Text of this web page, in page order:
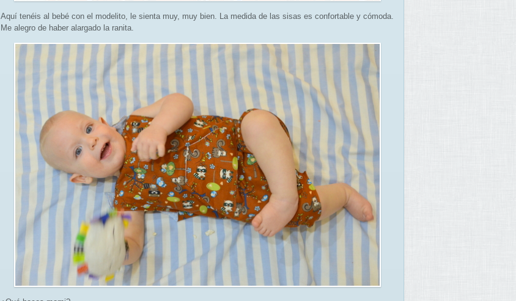
Aquí tenéis al bebé con el modelito, le sienta muy, muy bien. La medida de las sisas es confortable y cómoda.
Me alegro de haber alargado la ranita.